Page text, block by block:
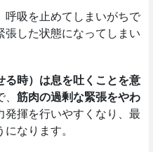
呼吸を止めてしまいがちで
張した状態になってしまい
る時）は息を吐くことを意
筋肉の過剰な緊張をやわ
発揮を行いやすくなり、最
なります。